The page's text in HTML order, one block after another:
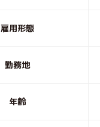
雇用形態
勤務地
年齢